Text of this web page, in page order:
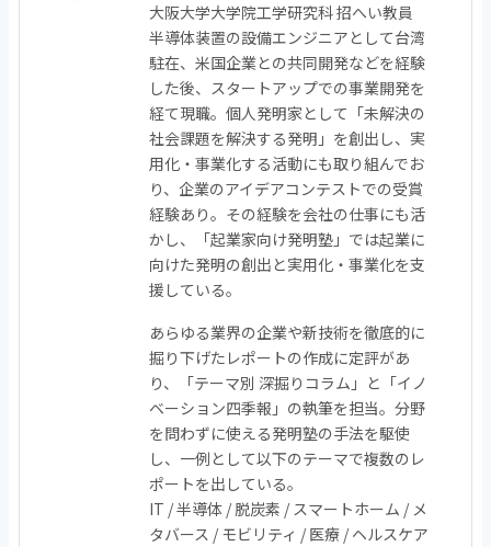
大阪大学大学院工学研究科 招へい教員
半導体装置の設備エンジニアとして台湾
駐在、米国企業との共同開発などを経験
した後、スタートアップでの事業開発を
経て現職。個人発明家として「未解決の
社会課題を解決する発明」を創出し、実
用化・事業化する活動にも取り組んでお
り、企業のアイデアコンテストでの受賞
経験あり。その経験を会社の仕事にも活
かし、「起業家向け発明塾」では起業に
向けた発明の創出と実用化・事業化を支
援している。
あらゆる業界の企業や新技術を徹底的に
掘り下げたレポートの作成に定評があ
り、「テーマ別 深掘りコラム」と「イノ
ベーション四季報」の執筆を担当。分野
を問わずに使える発明塾の手法を駆使
し、一例として以下のテーマで複数のレ
ポートを出している。
IT / 半導体 / 脱炭素 / スマートホーム / メ
タバース / モビリティ / 医療 / ヘルスケア